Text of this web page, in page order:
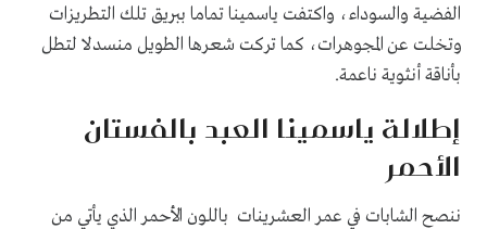
الفضية والسوداء، واكتفت ياسمينا تماما ببريق تلك التطريزات
وتخلت عن المجوهرات، كما تركت شعرها الطويل منسدلا لتطل
بأناقة أنثوية ناعمة.
إطلالة ياسمينا العبد بالفستان
الأحمر
ننصح الشابات في عمر العشرينات باللون الأحمر الذي يأتي من